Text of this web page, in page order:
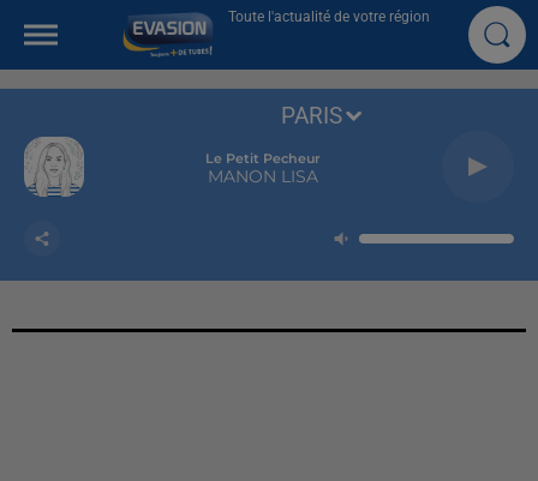
Toute l'actualité de votre région
Le Petit Pecheur
MANON LISA
PARIS